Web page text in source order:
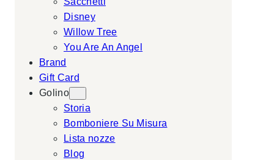
Disney
Willow Tree
You Are An Angel
Brand
Gift Card
Golino
Storia
Bomboniere Su Misura
Lista nozze
Blog